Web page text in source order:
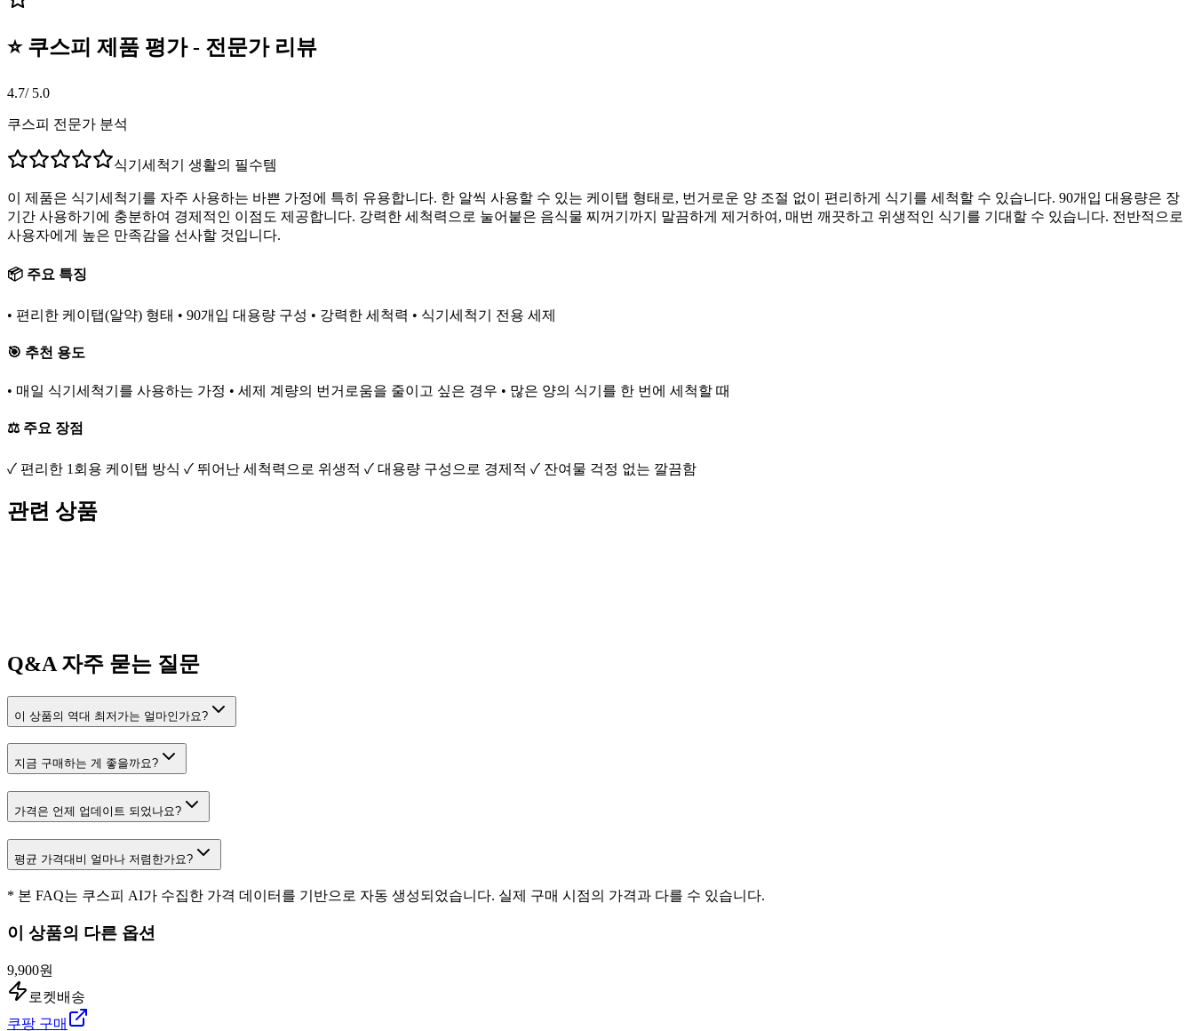
⭐ 쿠스피 제품 평가 - 전문가 리뷰
4.7/ 5.0
쿠스피 전문가 분석
식기세척기 생활의 필수템
이 제품은 식기세척기를 자주 사용하는 바쁜 가정에 특히 유용합니다. 한 알씩 사용할 수 있는 케이탭 형태로, 번거로운 양 조절 없이 편리하게 식기를 세척할 수 있습니다. 90개입 대용량은 장
기간 사용하기에 충분하여 경제적인 이점도 제공합니다. 강력한 세척력으로 눌어붙은 음식물 찌꺼기까지 말끔하게 제거하여, 매번 깨끗하고 위생적인 식기를 기대할 수 있습니다. 전반적으로
사용자에게 높은 만족감을 선사할 것입니다.
📦 주요 특징
• 편리한 케이탭(알약) 형태 • 90개입 대용량 구성 • 강력한 세척력 • 식기세척기 전용 세제
🎯 추천 용도
• 매일 식기세척기를 사용하는 가정 • 세제 계량의 번거로움을 줄이고 싶은 경우 • 많은 양의 식기를 한 번에 세척할 때
⚖️ 주요 장점
✓ 편리한 1회용 케이탭 방식 ✓ 뛰어난 세척력으로 위생적 ✓ 대용량 구성으로 경제적 ✓ 잔여물 걱정 없는 깔끔함
관련 상품
Q&A 자주 묻는 질문
이 상품의 역대 최저가는 얼마인가요?
지금 구매하는 게 좋을까요?
가격은 언제 업데이트 되었나요?
평균 가격대비 얼마나 저렴한가요?
* 본 FAQ는 쿠스피 AI가 수집한 가격 데이터를 기반으로 자동 생성되었습니다. 실제 구매 시점의 가격과 다를 수 있습니다.
이 상품의 다른 옵션
9,900원
로켓배송
쿠팡 구매